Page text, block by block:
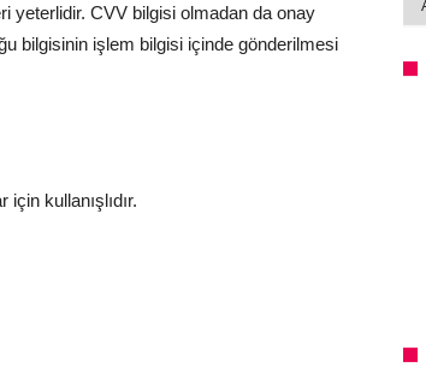
yeterlidir. CVV bilgisi olmadan da onay
bilgisinin işlem bilgisi içinde gönderilmesi
kullanışlıdır.